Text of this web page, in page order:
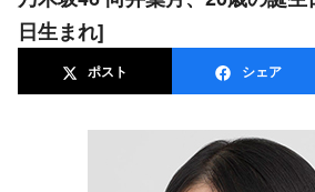
日生まれ]
ポスト シェア